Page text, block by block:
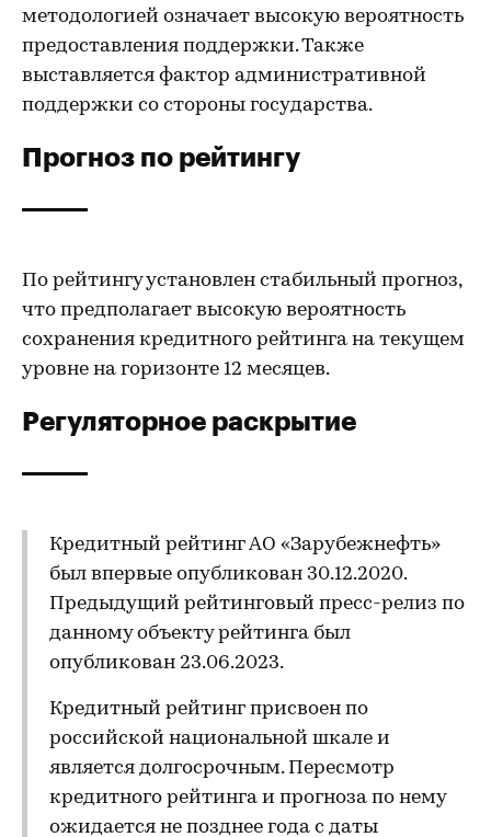
методологией означает высокую вероятность
предоставления поддержки. Также
выставляется фактор административной
поддержки со стороны государства.
Прогноз по рейтингу
По рейтингу установлен стабильный прогноз,
что предполагает высокую вероятность
сохранения кредитного рейтинга на текущем
уровне на горизонте 12 месяцев.
Регуляторное раскрытие
Кредитный рейтинг АО «Зарубежнефть»
был впервые опубликован 30.12.2020.
Предыдущий рейтинговый пресс-релиз по
данному объекту рейтинга был
опубликован 23.06.2023.
Кредитный рейтинг присвоен по
российской национальной шкале и
является долгосрочным. Пересмотр
кредитного рейтинга и прогноза по нему
ожидается не позднее года с даты